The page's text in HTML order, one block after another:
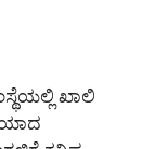
ಖಾಲಿ